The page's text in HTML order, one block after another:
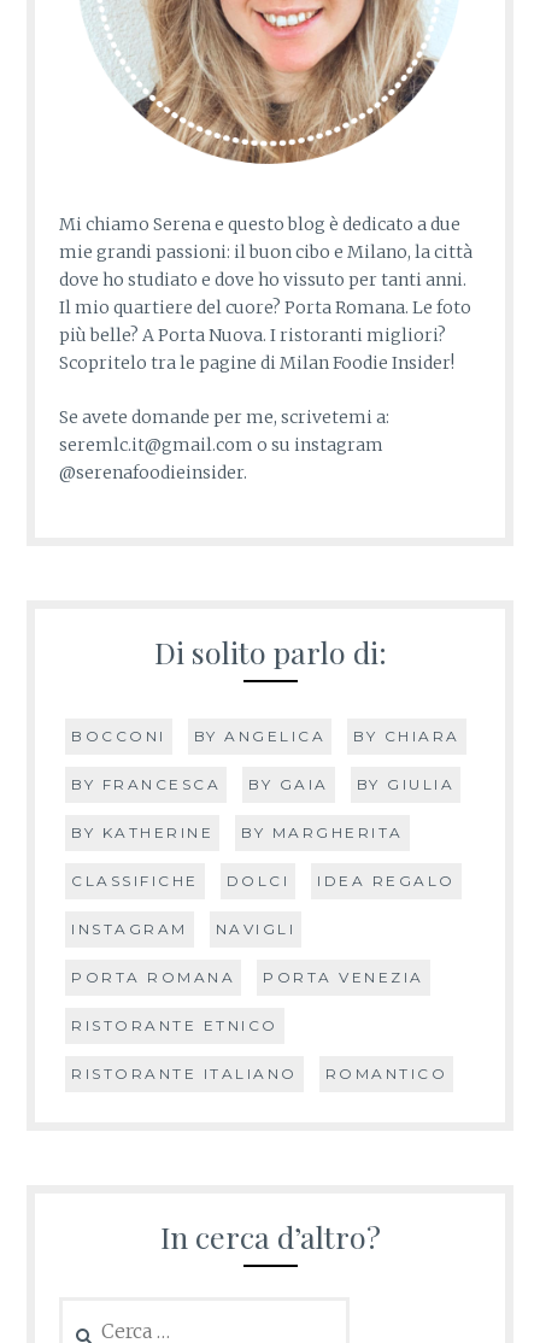
Mi chiamo Serena e questo blog è dedicato a due
mie grandi passioni: il buon cibo e Milano, la città
dove ho studiato e dove ho vissuto per tanti anni.
Il mio quartiere del cuore? Porta Romana. Le foto
più belle? A Porta Nuova. I ristoranti migliori?
Scopritelo tra le pagine di Milan Foodie Insider!
Se avete domande per me, scrivetemi a:
seremlc.it@gmail.com o su instagram
@serenafoodieinsider.
Di solito parlo di:
BOCCONI BY ANGELICA BY CHIARA
BY FRANCESCA BY GAIA BY GIULIA
BY KATHERINE BY MARGHERITA
CLASSIFICHE DOLCI IDEA REGALO
INSTAGRAM NAVIGLI
PORTA ROMANA PORTA VENEZIA
RISTORANTE ETNICO
RISTORANTE ITALIANO ROMANTICO
In cerca d’altro?
per: